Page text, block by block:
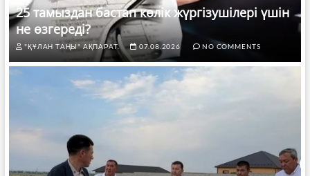
25 тамыздан бастап көлік жүргізушілері үшін
не өзгереді?
"ҚҰЛАН ТАҢЫ" АҚПАРАТ. 07.08.2026 NO COMMENTS